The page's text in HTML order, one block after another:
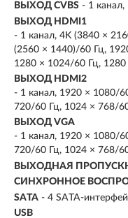
ВЫХОД CVBS - 1
ВЫХОД HDMI1
- 1 канал, 4K (3840 ×
(2560 × 1440)/60 Гц,
1280 × 1024/60 Гц,
ВЫХОД HDMI2
- 1 канал, 1920 × 1080/
720/60 Гц, 1024 × 768/
ВЫХОД VGA
- 1 канал, 1920 × 1080/
720/60 Гц, 1024 × 768/
ВЫХОДНАЯ
СИНХРОННОЕ
SATA - 4 SATA-
USB